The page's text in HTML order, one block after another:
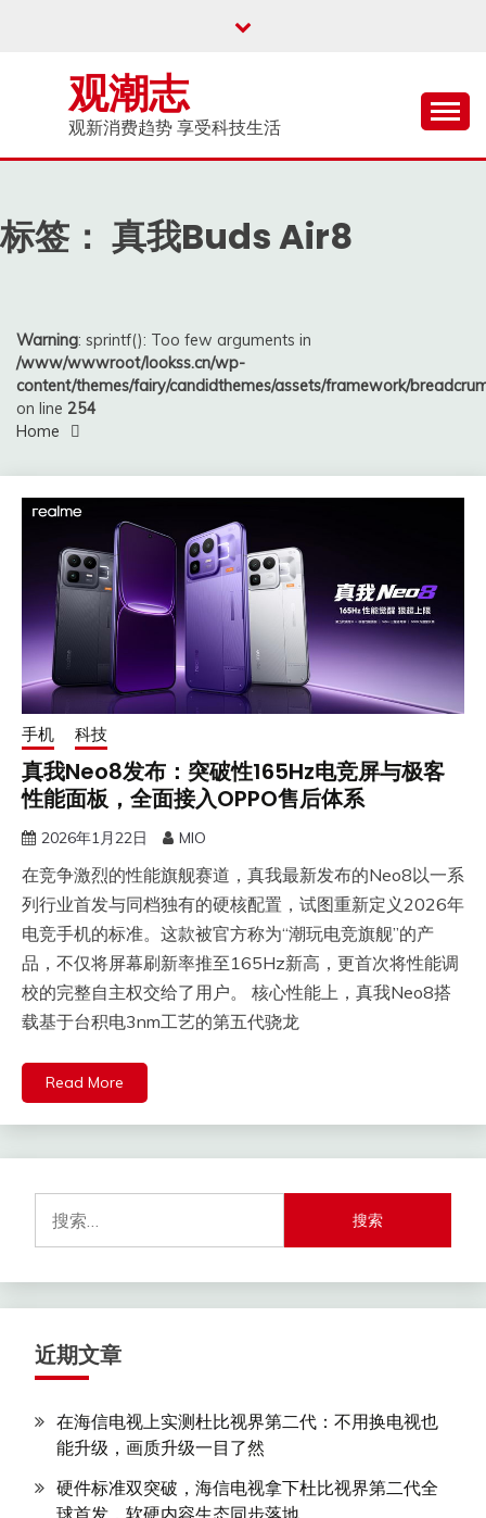
观潮志
观新消费趋势 享受科技生活
标签： 真我Buds Air8
Warning: sprintf(): Too few arguments in
/www/wwwroot/lookss.cn/wp-
content/themes/fairy/candidthemes/assets/framework/
on line 254
Home
手机 科技
真我Neo8发布：突破性165Hz电竞屏与极客
性能面板，全面接入OPPO售后体系
2026年1月22日 MIO
在竞争激烈的性能旗舰赛道，真我最新发布的Neo8以一系
列行业首发与同档独有的硬核配置，试图重新定义2026年
电竞手机的标准。这款被官方称为“潮玩电竞旗舰”的产
品，不仅将屏幕刷新率推至165Hz新高，更首次将性能调
校的完整自主权交给了用户。 核心性能上，真我Neo8搭
载基于台积电3nm工艺的第五代骁龙
Read More
索：
近期文章
在海信电视上实测杜比视界第二代：不用换电视也
能升级，画质升级一目了然
硬件标准双突破，海信电视拿下杜比视界第二代全